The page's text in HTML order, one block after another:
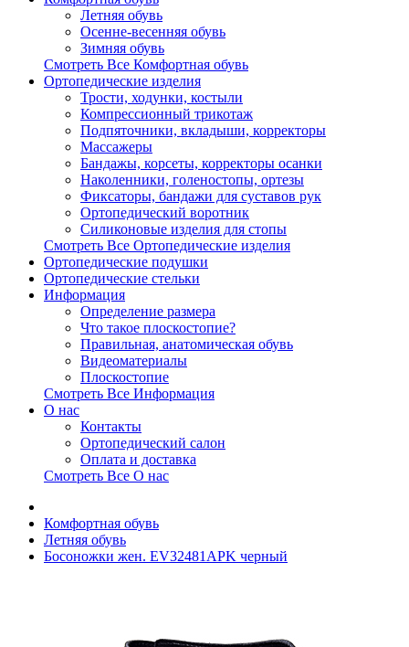
Летняя обувь
Осенне-весенняя обувь
Зимняя обувь
Смотреть Все Комфортная обувь
Ортопедические изделия
Трости, ходунки, костыли
Компрессионный трикотаж
Подпяточники, вкладыши, корректоры
Массажеры
Бандажы, корсеты, корректоры осанки
Наколенники, голеностопы, ортезы
Фиксаторы, бандажи для суставов рук
Ортопедический воротник
Силиконовые изделия для стопы
Смотреть Все Ортопедические изделия
Ортопедические подушки
Ортопедические стельки
Информация
Определение размера
Что такое плоскостопие?
Правильная, анатомическая обувь
Видеоматериалы
Плоскостопие
Смотреть Все Информация
О нас
Контакты
Ортопедический салон
Оплата и доставка
Смотреть Все О нас
Комфортная обувь
Летняя обувь
Боcоножки жен. EV32481APK черный